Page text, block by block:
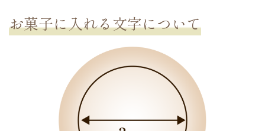
お菓子に入れる文字について